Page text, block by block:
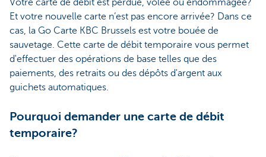
Votre carte de débit est perdue, volée ou endommagée?
Et votre nouvelle carte n’est pas encore arrivée? Dans ce
cas, la Go Carte KBC Brussels est votre bouée de
sauvetage. Cette carte de débit temporaire vous permet
d'effectuer des opérations de base telles que des
paiements, des retraits ou des dépôts d'argent aux
guichets automatiques.
Pourquoi demander une carte de débit
temporaire?